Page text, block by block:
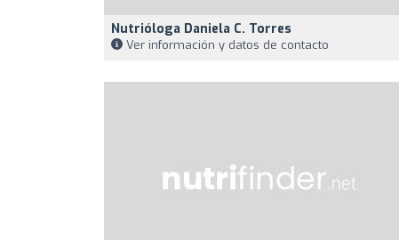
Nutrióloga Daniela C. Torres
Ver información y datos de contacto